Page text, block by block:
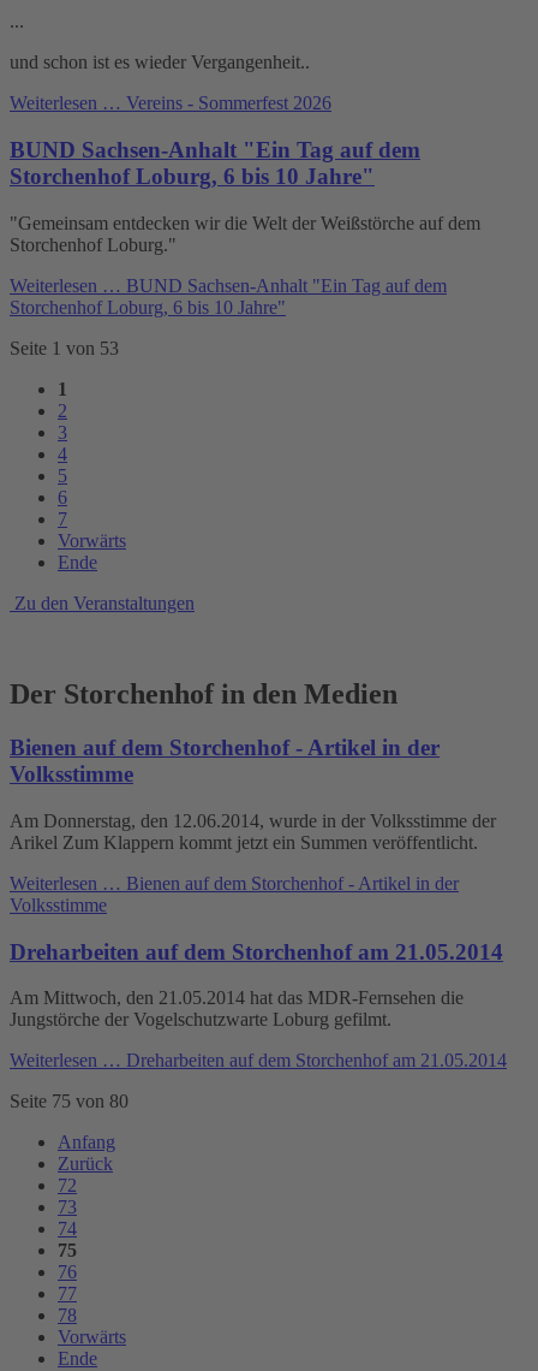
...
und schon ist es wieder Vergangenheit..
Weiterlesen … Vereins - Sommerfest 2026
BUND Sachsen-Anhalt "Ein Tag auf dem
Storchenhof Loburg, 6 bis 10 Jahre"
"Gemeinsam entdecken wir die Welt der Weißstörche auf dem
Storchenhof Loburg."
Weiterlesen … BUND Sachsen-Anhalt "Ein Tag auf dem
Storchenhof Loburg, 6 bis 10 Jahre"
Seite 1 von 53
1
2
3
4
5
6
7
Vorwärts
Ende
Zu den Veranstaltungen
Der Storchenhof in den Medien
Bienen auf dem Storchenhof - Artikel in der
Volksstimme
Am Donnerstag, den 12.06.2014, wurde in der Volksstimme der
Arikel Zum Klappern kommt jetzt ein Summen veröffentlicht.
Weiterlesen … Bienen auf dem Storchenhof - Artikel in der
Volksstimme
Dreharbeiten auf dem Storchenhof am 21.05.2014
Am Mittwoch, den 21.05.2014 hat das MDR-Fernsehen die
Jungstörche der Vogelschutzwarte Loburg gefilmt.
Weiterlesen … Dreharbeiten auf dem Storchenhof am 21.05.2014
Seite 75 von 80
Anfang
Zurück
72
73
74
75
76
77
78
Vorwärts
Ende